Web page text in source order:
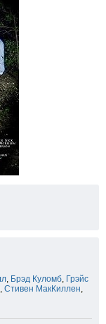
, Брэд Куломб, Грэйс
, Стивен МакКиллен,